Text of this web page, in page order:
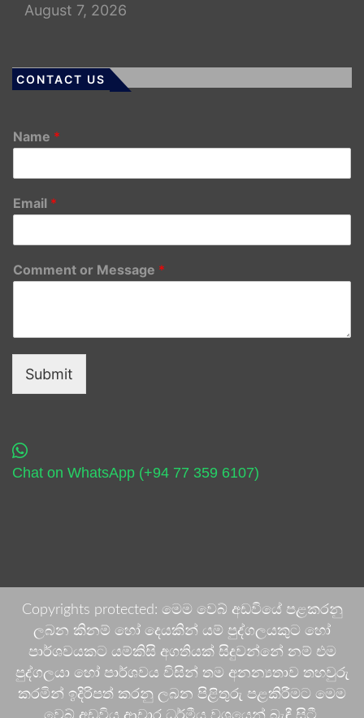
August 7, 2026
CONTACT US
Name *
Email *
Comment or Message *
Submit
Chat on WhatsApp (+94 77 359 6107)
Copyrights protected: මෙම වෙබ් අඩවියේ පළකරනු
ලබන කිනම් හෝ දෙයකින් යම් පුද්ගලයකුට හෝ
පාර්ශවයකට යම්කිසි අගතියක් සිදුවන්නේ නම් එම
පුද්ගලයා හෝ පාර්ශවය විසින් තම අනන්‍යතාව තහවුරු
කරමින් ඉදිරිපත් කරනු ලබන පිළිතුරු පළකිරීමට මෙම